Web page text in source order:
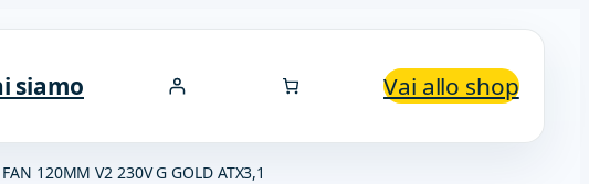
siamo Vai allo shop
120MM V2 230V G GOLD ATX3,1